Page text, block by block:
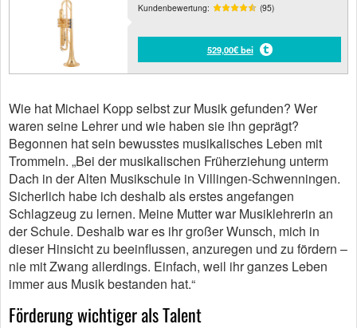
Kundenbewertung: (95)
529,00€ bei
Wie hat Michael Kopp selbst zur Musik gefunden? Wer
waren seine Lehrer und wie haben sie ihn geprägt?
Begonnen hat sein bewusstes musikalisches Leben mit
Trommeln. „Bei der musikalischen Früherziehung unterm
Dach in der Alten Musikschule in Villingen-Schwenningen.
Sicherlich habe ich deshalb als erstes angefangen
Schlagzeug zu lernen. Meine Mutter war Musiklehrerin an
der Schule. Deshalb war es ihr großer Wunsch, mich in
dieser Hinsicht zu beeinflussen, anzuregen und zu fördern –
nie mit Zwang allerdings. Einfach, weil ihr ganzes Leben
immer aus Musik bestanden hat.“
Förderung wichtiger als Talent